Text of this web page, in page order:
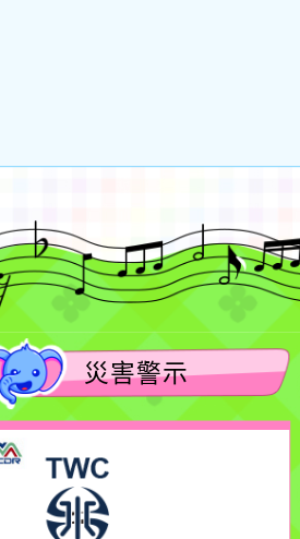
災害警示
作者：網路小語
一杯清水因滴入一滴污